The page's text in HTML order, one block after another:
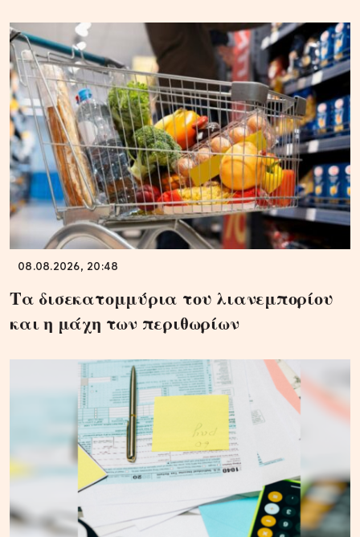
08.08.2026, 20:48
Τα δισεκατομμύρια του λιανεμπορίου
και η μάχη των περιθωρίων